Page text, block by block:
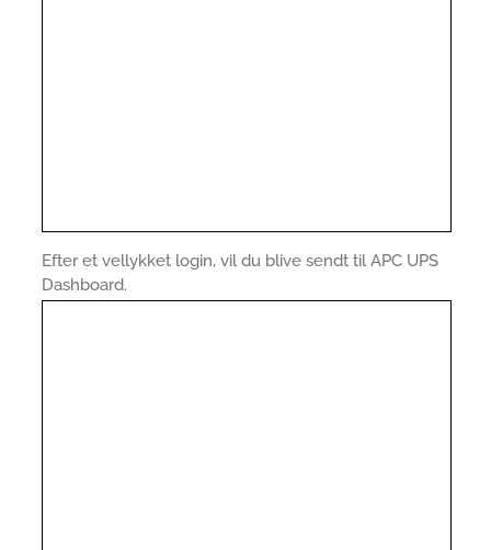
Efter et vellykket login, vil du blive sendt til APC UPS
Dashboard.